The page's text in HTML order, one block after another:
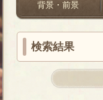
背景・前景
検索結果